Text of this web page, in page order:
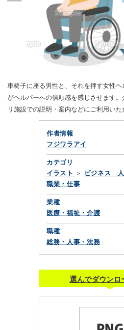
車椅子に座る男性と、それを押す女性
がヘルパーへの信頼感を感じさせます
リ施設での説明・案内などにご利用いた
作者情報
フジワラアイ
カテゴリ
イラスト
ビジネス
職業・仕事
業種
医療・福祉・介護
職種
総務・人事・法務
選んでダウンロ